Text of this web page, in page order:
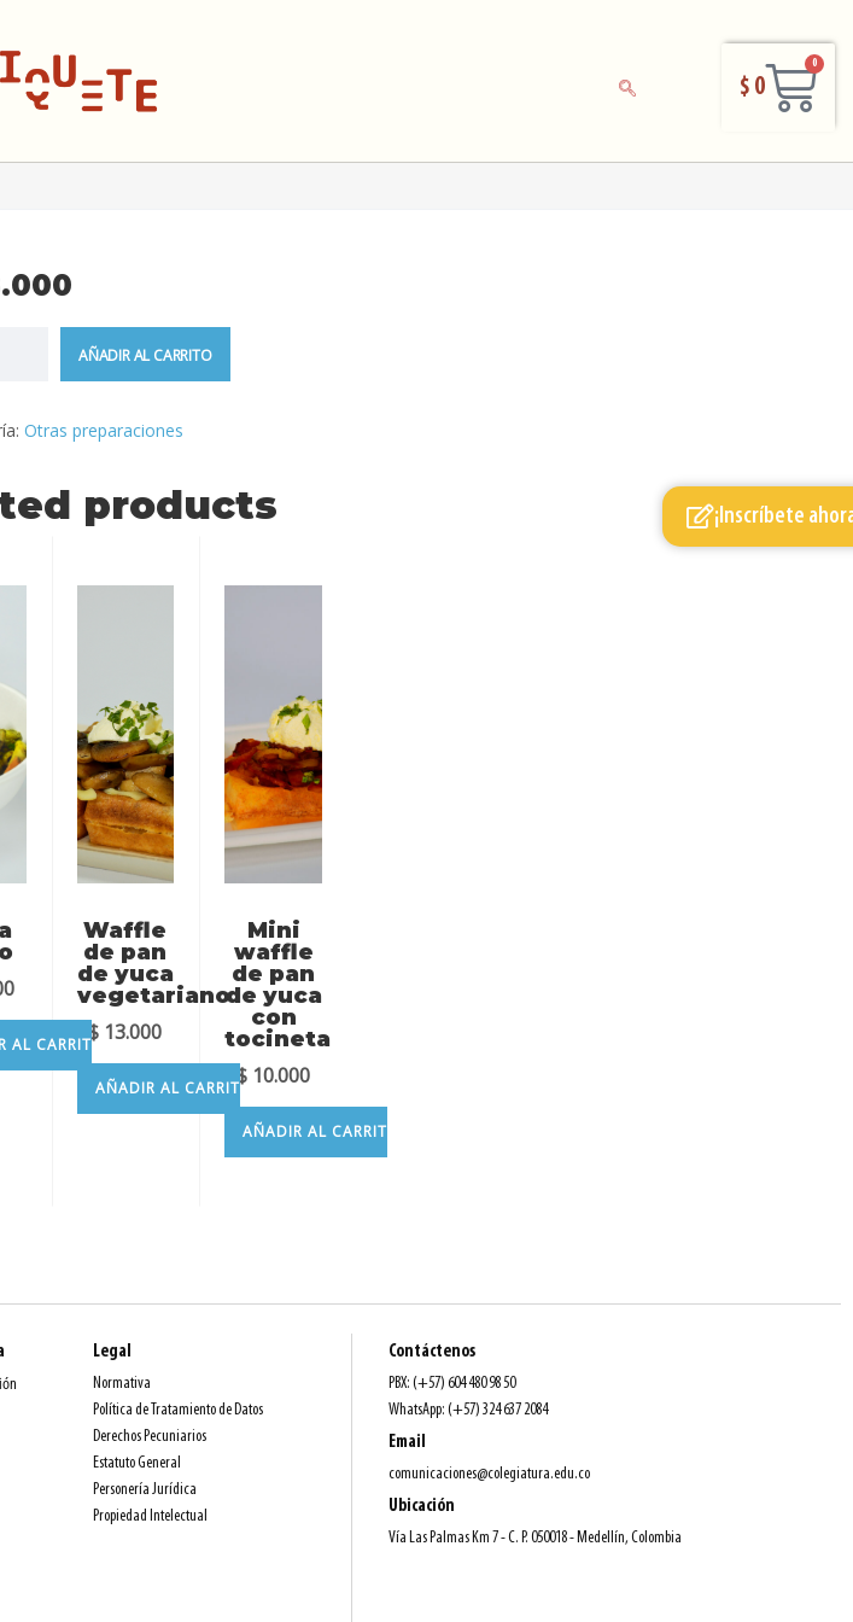
$ 0
0
AÑADIR AL CARRITO
Otras preparaciones
products
AL CARRITO
Waffle
de pan
de yuca
vegetariano
$ 13.000
AÑADIR AL CARRITO
Mini
waffle
de pan
de yuca
con
tocineta
$ 10.000
AÑADIR AL CARRITO
¡Inscríbete
Legal
Normativa
Política de Tratamiento de Datos
Derechos Pecuniarios
Estatuto General
Personería Jurídica
Propiedad Intelectual
Contáctenos
PBX: (+57) 604 480 98 50
WhatsApp: (+57) 324 637 2084
Email
comunicaciones@colegiatura.edu.co
Ubicación
Vía Las Palmas Km 7 - C. P. 050018 - Medellín, Colombia